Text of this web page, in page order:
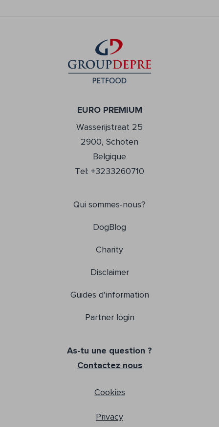
EURO PREMIUM
Wasserijstraat 25
2900, Schoten
Belgique
Tel: +3233260710
Qui sommes-nous?
DogBlog
Charity
Disclaimer
Guides d'information
Partner login
As-tu une question ?
Contactez nous
Cookies
Privacy